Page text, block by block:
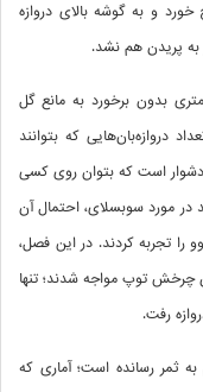
و به گوشه بالای دروازه
به پریدن هم نشد.
سو، دروازه‌بان‌ها همیشه وقتی از فاصله 30 متری بدون برخورد به مانع گل
دروازه‌بان‌هایی که بتوانند
است که بتوان روی کسی
مورد سوبسلای، احتمال آن
را تجربه کردند. در این فصل،
چرخش توپ مواجه شدند؛ تنها
رفت.
مستقیم به ثمر رسانده است؛ آماری که